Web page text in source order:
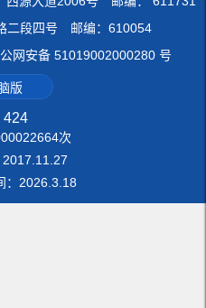
二段四号 邮编：610054
安备 51019002000280 号
版
424
次
2017 11 27
2026 3 18